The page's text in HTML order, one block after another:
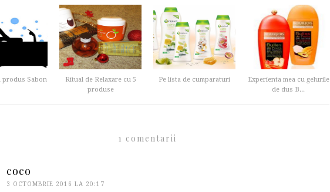
produs Sabon
Ritual de Relaxare cu 5
produse
Pe lista de cumparaturi
Experienta mea cu gelurile
de dus B...
1 comentarii
coco
3 OCTOMBRIE 2016 LA 20:17